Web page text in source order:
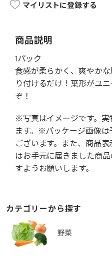
マイリストに登録する
商品説明
1パック
食感が柔らかく、爽やか
り付けるだけ！葉形がユ
ぞ！
※写真はイメージです。実
ます。※パッケージ画像
ございます。また、商品
はお手元に届きました商
すようお願いします。
カテゴリーから探す